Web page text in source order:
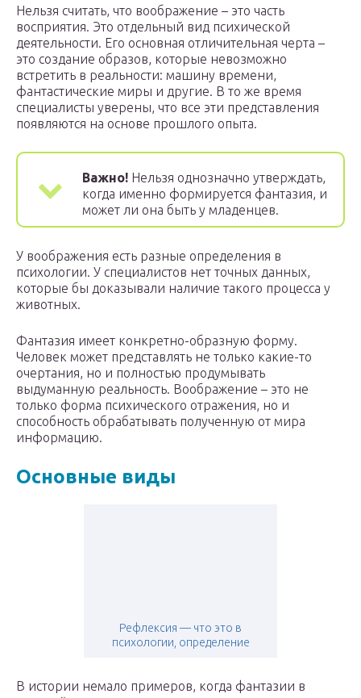
Нельзя считать, что воображение – это часть
восприятия. Это отдельный вид психической
деятельности. Его основная отличительная черта –
это создание образов, которые невозможно
встретить в реальности: машину времени,
фантастические миры и другие. В то же время
специалисты уверены, что все эти представления
появляются на основе прошлого опыта.
Важно! Нельзя однозначно утверждать,
когда именно формируется фантазия, и
может ли она быть у младенцев.
У воображения есть разные определения в
психологии. У специалистов нет точных данных,
которые бы доказывали наличие такого процесса у
животных.
Фантазия имеет конкретно-образную форму.
Человек может представлять не только какие-то
очертания, но и полностью продумывать
выдуманную реальность. Воображение – это не
только форма психического отражения, но и
способность обрабатывать полученную от мира
информацию.
Основные виды
Рефлексия — что это в
психологии, определение
В истории немало примеров, когда фантазии в